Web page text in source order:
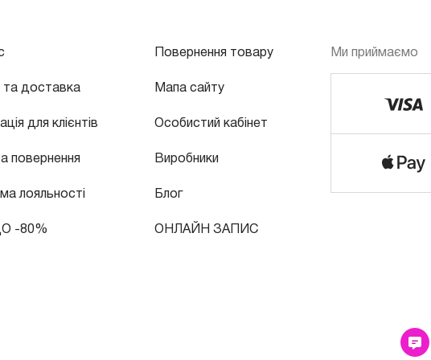
та доставка
для клієнтів
повернення
лояльності
-80%
Повернення товару
Мапа сайту
Особистий кабінет
Виробники
Блог
ОНЛАЙН ЗАПИС
Ми приймаємо